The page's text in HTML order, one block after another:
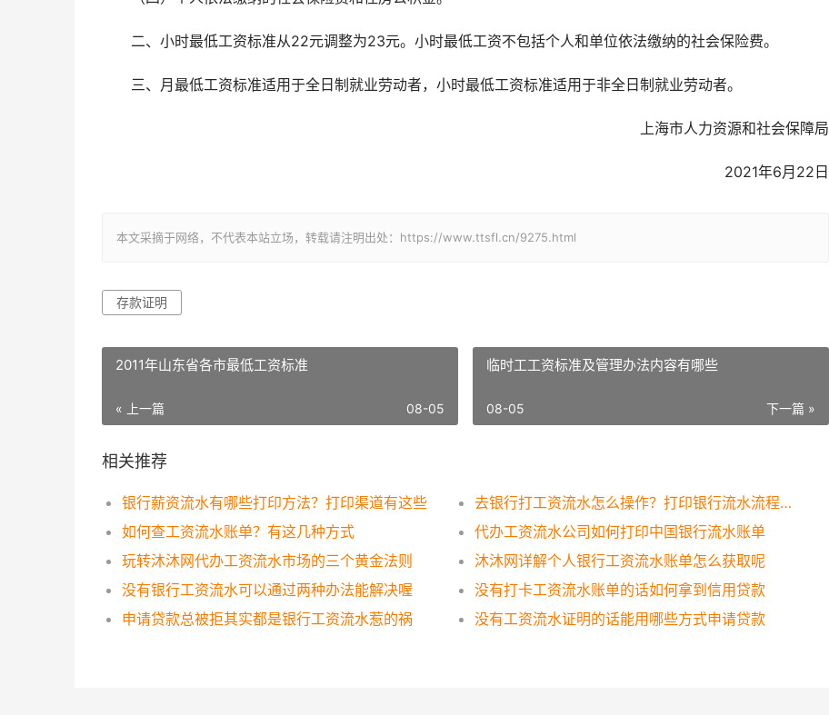
二、小时最低工资标准从22元调整为23元。小时最低工资不包括个人和单位依法缴纳的社会保险费。
三、月最低工资标准适用于全日制就业劳动者，小时最低工资标准适用于非全日制就业劳动者。
上海市人力资源和社会保障局
2021年6月22日
本文采摘于网络，不代表本站立场，转载请注明出处：https://www.ttsfl.cn/9275.html
存款证明
2011年山东省各市最低工资标准
« 上一篇 08-05
临时工工资标准及管理办法内容有哪些
下一篇 »
08-05
相关推荐
银行薪资流水有哪些打印方法？打印渠道有这些
去银行打工资流水怎么操作？打印银行流水流程一览
如何查工资流水账单？有这几种方式
代办工资流水公司如何打印中国银行流水账单
玩转沐沐网代办工资流水市场的三个黄金法则
沐沐网详解个人银行工资流水账单怎么获取呢
没有银行工资流水可以通过两种办法能解决喔
没有打卡工资流水账单的话如何拿到信用贷款
申请贷款总被拒其实都是银行工资流水惹的祸
没有工资流水证明的话能用哪些方式申请贷款